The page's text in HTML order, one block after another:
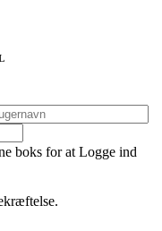
boks for at Logge ind